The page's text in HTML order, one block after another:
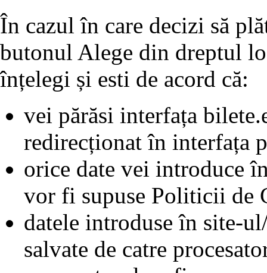
În cazul în care decizi să
butonul Alege din dreptul
înțelegi și esti de acord că:
vei părăsi interfața
redirecționat în interfața
orice date vei introduce
vor fi supuse Politicii de
datele introduse în site-
salvate de catre